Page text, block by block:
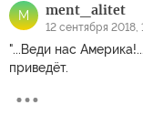
M ment_alitet
12 сентября 2018,
"...Веди нас
приведёт.